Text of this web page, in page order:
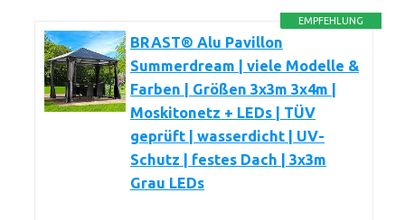
EMPFEHLUNG
BRAST® Alu Pavillon
Summerdream | viele Modelle &
Farben | Größen 3x3m 3x4m |
Moskitonetz + LEDs | TÜV
geprüft | wasserdicht | UV-
Schutz | festes Dach | 3x3m
Grau LEDs